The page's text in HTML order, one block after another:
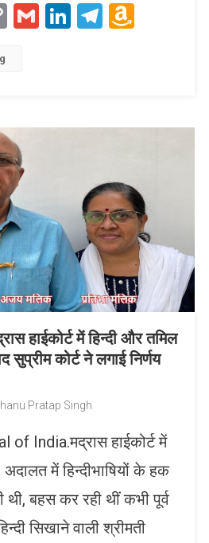
CopyGmailLinkedIn
Telegram
हाईकोर्ट में हिन्दी और तमिल
सुप्रीम कोर्ट ने लगाई निर्णय
Pratap Singh
India.मद्रास हाईकोर्ट में
में हिन्दीभाषियों के हक
थी, बहस कर रही थीं कभी पूर्व
सिखाने वाली श्रीमती